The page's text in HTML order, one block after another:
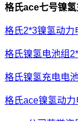
格氏ace七号镍氢
格氏2*3镍氢动力
格氏镍氢电池组
格氏镍氢充电电
格氏ace镍氢动